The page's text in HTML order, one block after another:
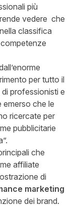
più
vedere che
classifica
per tutto il
professionisti e
emerso che le
ricercate per
pubblicitarie
che
affiliate
di
marketing
dei brand.